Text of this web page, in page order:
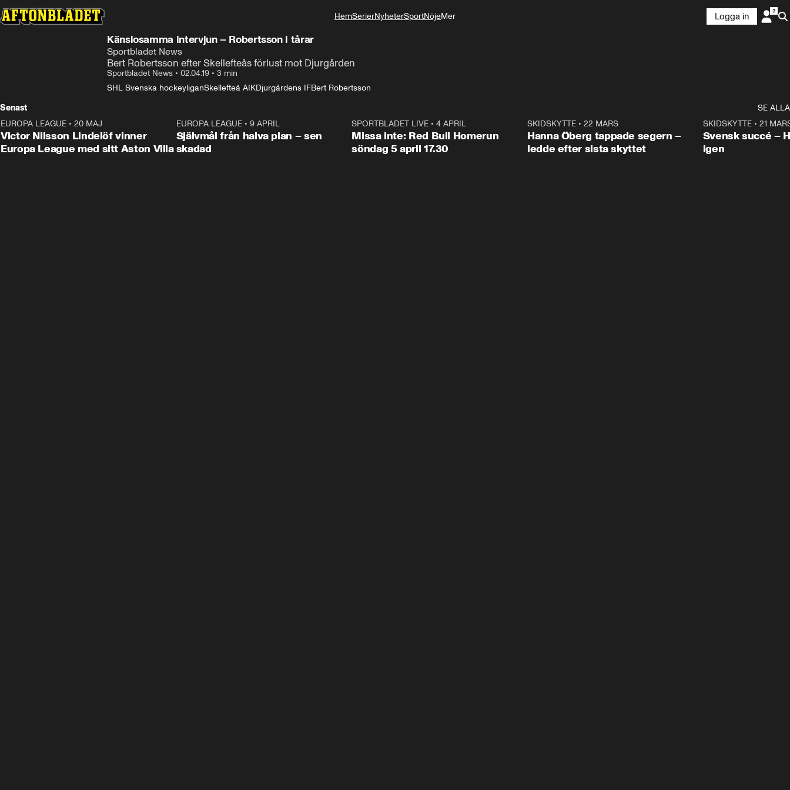
HemSerierNyheterSportNöjeMer
Logga in
Känslosamma intervjun – Robertsson i tårar
Sportbladet News
Bert Robertsson efter Skellefteås förlust mot Djurgården
Sportbladet News • 02.04.19 • 3 min
SHL Svenska hockeyliganSkellefteå AIKDjurgårdens IFBert Robertsson
Senast
SE ALLA
EUROPA LEAGUE • 20 MAJ
Victor Nilsson Lindelöf vinner
Europa League med sitt Aston Villa
1:03
EUROPA LEAGUE• 9 APRIL
Självmål från halva plan – sen
skadad
SPORTBLADET LIVE •4 APRIL
Missa inte: Red Bull Homerun
söndag 5 april 17.30
SKIDSKYTTE• 22 MARS
Hanna Öberg tappade segern –
ledde efter sista skyttet
SKIDSKYTTE• 21
Svensk succé –
igen